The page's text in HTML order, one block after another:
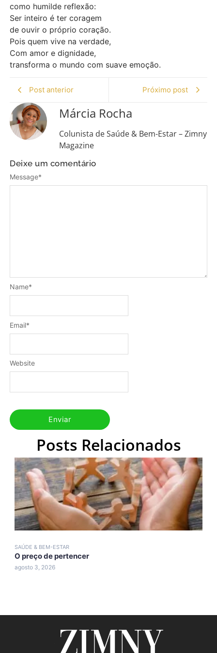
como humilde reflexão:
Ser inteiro é ter coragem
de ouvir o próprio coração.
Pois quem vive na verdade,
Com amor e dignidade,
transforma o mundo com suave emoção.
Post anterior Próximo post
Márcia Rocha
Colunista de Saúde & Bem-Estar – Zimny
Magazine
Deixe um comentário
Message*
Name*
Email*
Website
Posts Relacionados
SAÚDE & BEM-ESTAR
O preço de pertencer
agosto 3, 2026